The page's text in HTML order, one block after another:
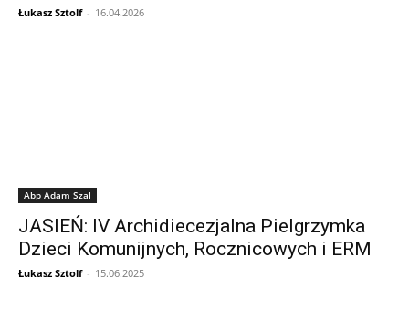
Łukasz Sztolf - 16.04.2026
Abp Adam Szal
JASIEŃ: IV Archidiecezjalna Pielgrzymka
Dzieci Komunijnych, Rocznicowych i ERM
Łukasz Sztolf - 15.06.2025